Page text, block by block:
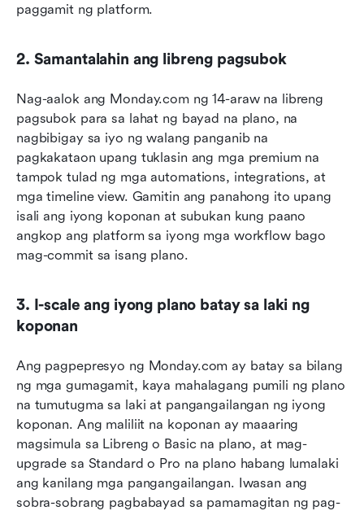
paggamit ng platform.
2. Samantalahin ang libreng pagsubok
Nag-aalok ang Monday.com ng 14-araw na libreng
pagsubok para sa lahat ng bayad na plano, na
nagbibigay sa iyo ng walang panganib na
pagkakataon upang tuklasin ang mga premium na
tampok tulad ng mga automations, integrations, at
mga timeline view. Gamitin ang panahong ito upang
isali ang iyong koponan at subukan kung paano
angkop ang platform sa iyong mga workflow bago
mag-commit sa isang plano.
3. I-scale ang iyong plano batay sa laki ng
koponan
Ang pagpepresyo ng Monday.com ay batay sa bilang
ng mga gumagamit, kaya mahalagang pumili ng plano
na tumutugma sa laki at pangangailangan ng iyong
koponan. Ang maliliit na koponan ay maaaring
magsimula sa Libreng o Basic na plano, at mag-
upgrade sa Standard o Pro na plano habang lumalaki
ang kanilang mga pangangailangan. Iwasan ang
sobra-sobrang pagbabayad sa pamamagitan ng pag-